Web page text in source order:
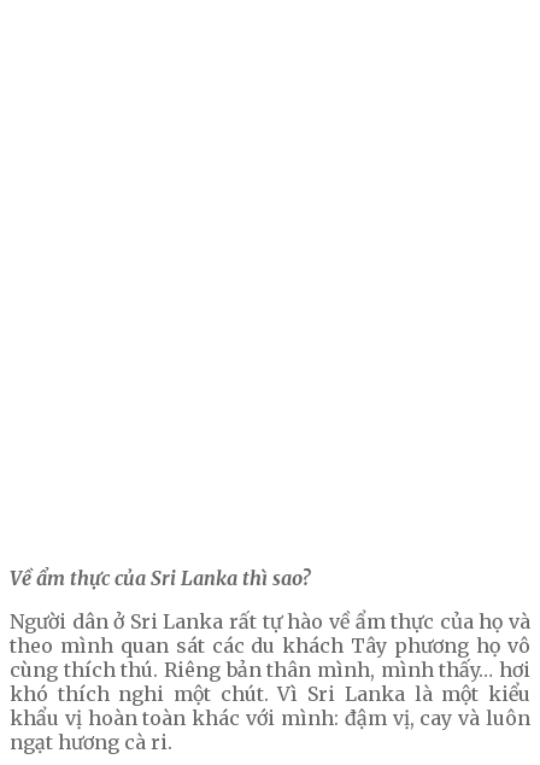
Về ẩm thực của Sri Lanka thì sao?
Người dân ở Sri Lanka rất tự hào về ẩm thực của họ và
theo mình quan sát các du khách Tây phương họ vô
cùng thích thú. Riêng bản thân mình, mình thấy… hơi
khó thích nghi một chút. Vì Sri Lanka là một kiểu
khẩu vị hoàn toàn khác với mình: đậm vị, cay và luôn
ngạt hương cà ri.